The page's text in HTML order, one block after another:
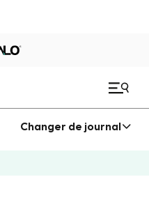
Changer de journal